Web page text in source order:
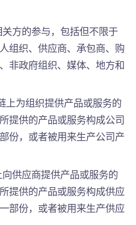
方的参与，包括但不限于
组织、供应商、承包商、购
非政府组织、媒体、地方和
上为组织提供产品或服务的
提供的产品或服务构成公司
份，或者被用来生产公司产
供应商提供产品或服务的
提供的产品或服务构成供应
部份，或者被用来生产供应